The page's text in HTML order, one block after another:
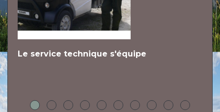
Le service technique s'équipe